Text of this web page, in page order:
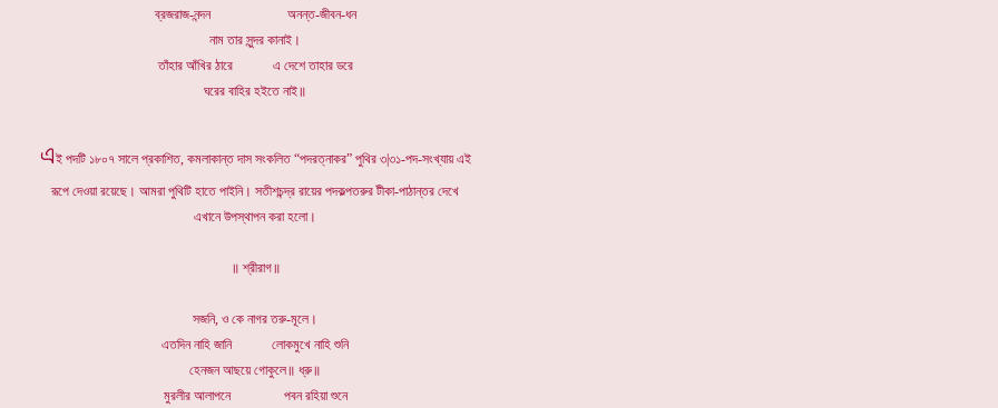
ব্রজরাজ-নন্দন অনন্ত-জীবন-ধন
নাম তার সুন্দর কানাই।
তাঁহার আঁখির ঠারে এ দেশে তাহার ডরে
ঘরের বাহির হইতে নাই॥
এই পদটি ১৮০৭ সালে প্রকাশিত, কমলাকান্ত দাস সংকলিত “পদরত্নাকর” পুথির ৩|৩১-পদ-সংখ্যায় এই
রূপে দেওয়া রয়েছে। আমরা পুথিটি হাতে পাইনি। সতীশচন্দ্র রায়ের পদকল্পতরুর টীকা-পাঠান্তর দেখে
এখানে উপস্থাপন করা হলো।
॥ শ্রীরাগ॥
সজনি, ও কে নাগর তরু-মূলে।
এতদিন নাহি জানি লোকমুখে নাহি শুনি
হেনজন আছয়ে গোকুলে॥ ধ্রু॥
মুরলীর আলাপনে পবন রহিয়া শুনে